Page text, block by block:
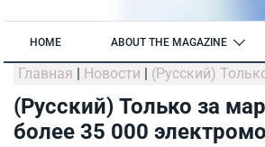
HOME ABOUT THE MAGAZINE
Главная | Новости | (Русский)
(Русский) Только за
более 35 000